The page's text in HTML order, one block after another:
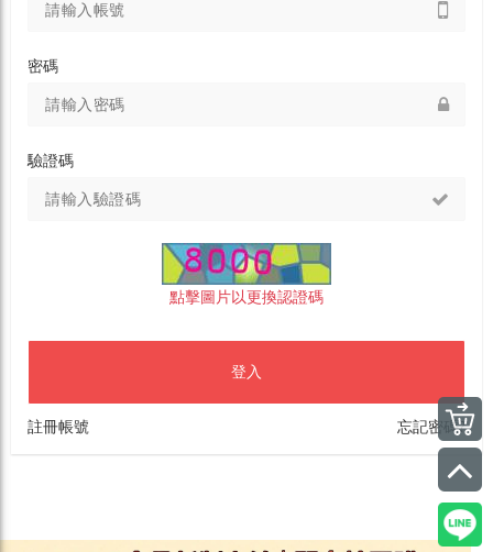
密碼
驗證碼
點擊圖片以更換認證碼
登入
註冊帳號 忘記密碼?